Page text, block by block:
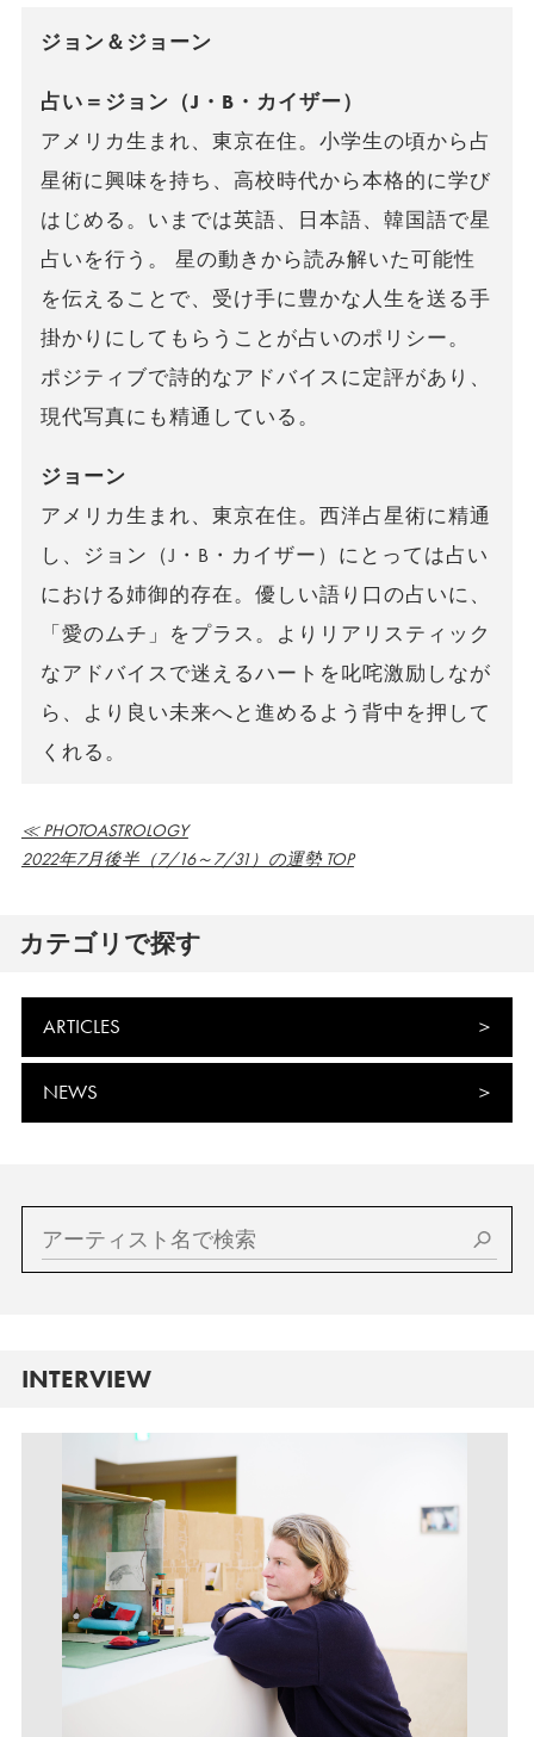
ジョン＆ジョーン
占い＝ジョン（J・B・カイザー）
アメリカ生まれ、東京在住。小学生の頃から占
星術に興味を持ち、高校時代から本格的に学び
はじめる。いまでは英語、日本語、韓国語で星
占いを行う。 星の動きから読み解いた可能性
を伝えることで、受け手に豊かな人生を送る手
掛かりにしてもらうことが占いのポリシー。
ポジティブで詩的なアドバイスに定評があり、
現代写真にも精通している。
ジョーン
アメリカ生まれ、東京在住。西洋占星術に精通
し、ジョン（J・B・カイザー）にとっては占い
における姉御的存在。優しい語り口の占いに、
「愛のムチ」をプラス。よりリアリスティック
なアドバイスで迷えるハートを叱咤激励しなが
ら、より良い未来へと進めるよう背中を押して
くれる。
≪ PHOTOASTROLOGY
2022年7月後半（7/16～7/31）の運勢 TOP
カテゴリで探す
ARTICLES
NEWS
INTERVIEW